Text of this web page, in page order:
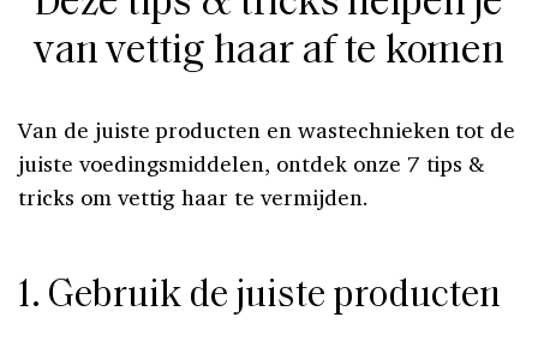
van vettig haar af te komen
Van de juiste producten en wastechnieken tot de
juiste voedingsmiddelen, ontdek onze 7 tips &
tricks om vettig haar te vermijden.
1. Gebruik de juiste producten